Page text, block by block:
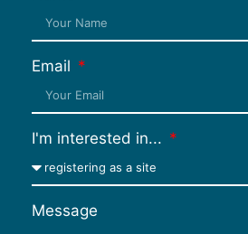
Email
I'm interested in...
Message